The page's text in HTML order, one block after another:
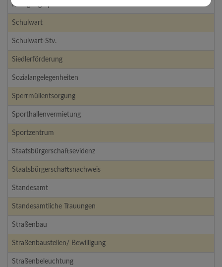
Reinigung Sporthalle
Schulwart
Schulwart-Stv.
Siedlerförderung
Sozialangelegenheiten
Sperrmüllentsorgung
Sporthallenvermietung
Sportzentrum
Staatsbürgerschaftsevidenz
Staatsbürgerschaftsnachweis
Standesamt
Standesamtliche Trauungen
Straßenbau
Straßenbaustellen/ Bewilligung
Straßenbeleuchtung